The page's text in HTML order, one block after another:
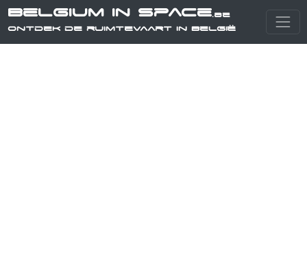
Belgium in Space.be
Ontdek de ruimtevaart in België